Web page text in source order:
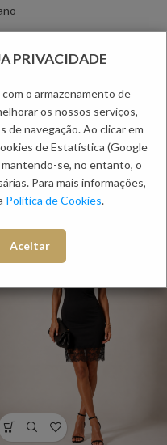
PRIVACIDADE
o armazenamento de
os nossos serviços,
de navegação. Ao clicar em
de Estatística (Google
se, no entanto, o
Para mais informações,
Política de Cookies.
Aceitar